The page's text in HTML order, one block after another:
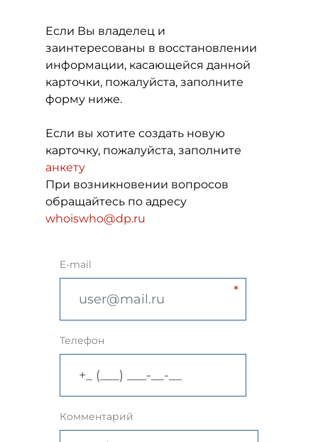
Если Вы владелец и
заинтересованы в восстановлении
информации, касающейся данной
карточки, пожалуйста, заполните
форму ниже.
Если вы хотите создать новую
карточку, пожалуйста, заполните
анкету
При возникновении вопросов
обращайтесь по адресу
whoiswho@dp.ru
E-mail
Телефон
Комментарий